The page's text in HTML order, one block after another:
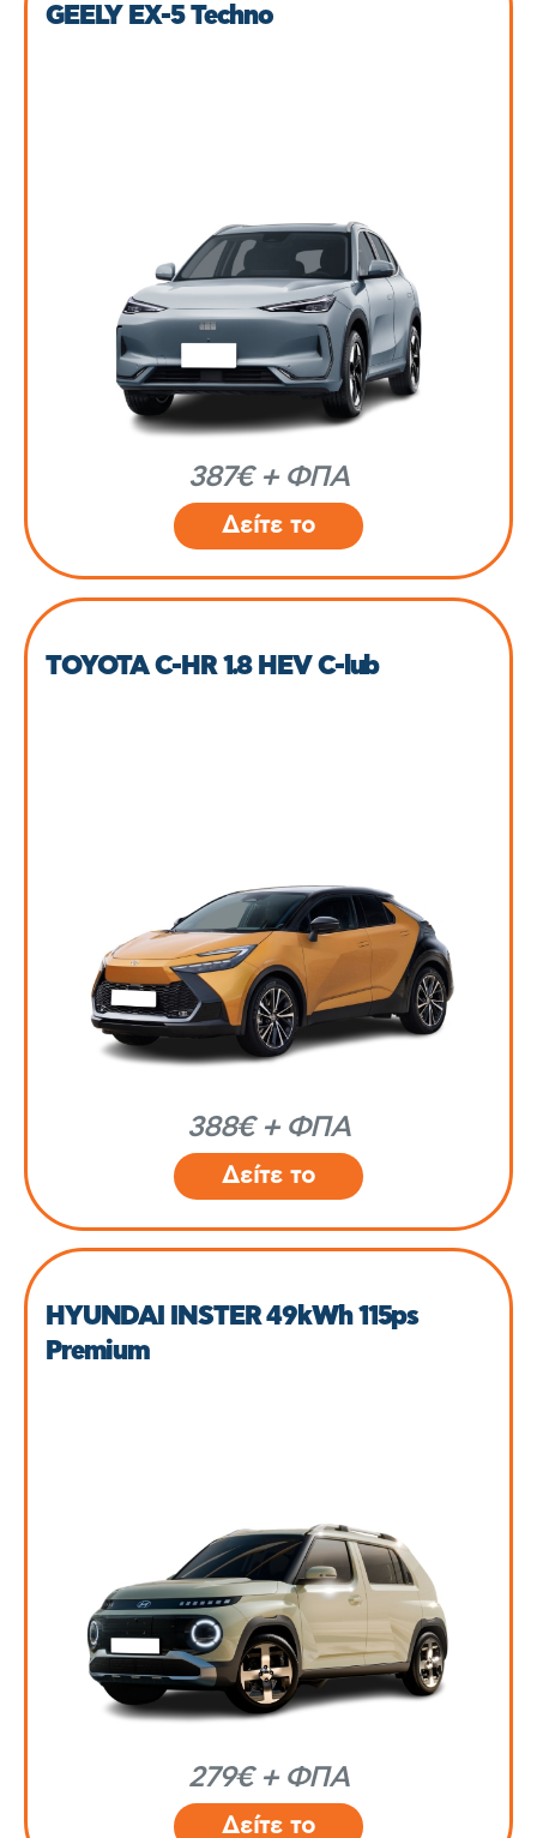
GEELY EX-5 Techno
387€ + ΦΠΑ
Δείτε το
TOYOTA C-HR 1.8 HEV C-lub
388€ + ΦΠΑ
Δείτε το
HYUNDAI INSTER 49kWh 115ps
Premium
279€ + ΦΠΑ
Δείτε το